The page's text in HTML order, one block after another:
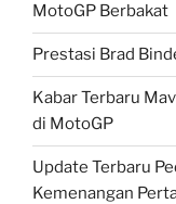
MotoGP Berbakat
Prestasi Brad
Kabar Terbaru
di MotoGP
Update Terbaru
Kemenangan